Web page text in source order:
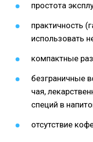
простота
практичность
использовать
компактные
безграничные
чая,
специй в
отсутствие